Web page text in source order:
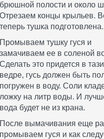
брюшной полости и около
Отрезаем концы крыльев.
теперь тушка подготовлена.
Промываем тушку гуся и
замачиваем ее в соленой
Сделать это придется в
ведре, гусь должен быть
погружен в воду. Соли
ложку на литр воды. И
вода будет не из крана.
После вымачивания еще
промываем гуся и как